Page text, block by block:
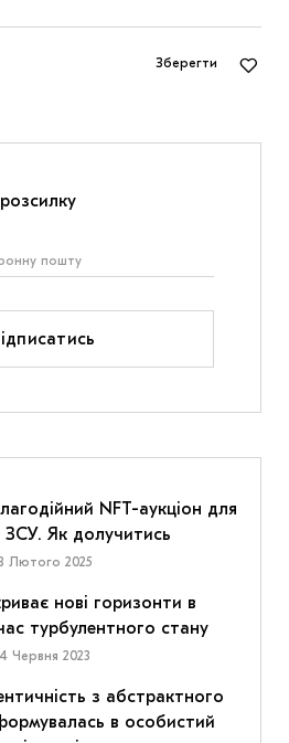
Зберегти
NFT-аукціон для
ЗСУ. Як долучитись
Лютого 2025
нові горизонти в
турбулентного стану
Червня 2023
з абстрактного
в особистий